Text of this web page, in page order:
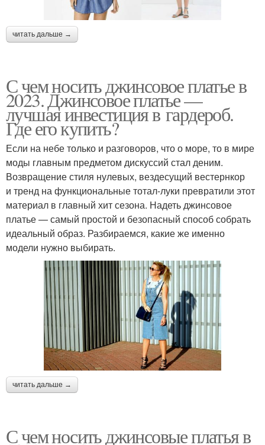
читать дальше →
С чем носить джинсовое платье в
2023. Джинсовое платье —
лучшая инвестиция в гардероб.
Где его купить?
Если на небе только и разговоров, что о море, то в мире
моды главным предметом дискуссий стал деним.
Возвращение стиля нулевых, вездесущий вестернкор
и тренд на функциональные тотал-луки превратили этот
материал в главный хит сезона. Надеть джинсовое
платье — самый простой и безопасный способ собрать
идеальный образ. Разбираемся, какие же именно
модели нужно выбирать.
читать дальше →
С чем носить джинсовые платья в